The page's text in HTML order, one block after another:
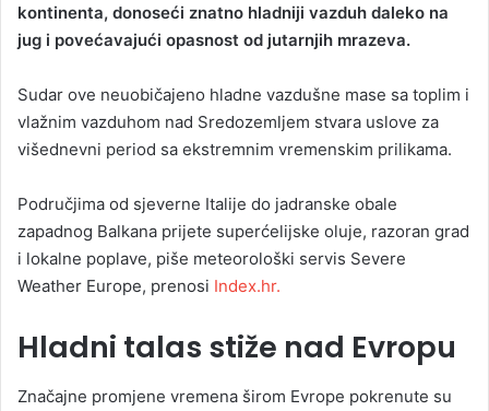
kontinenta, donoseći znatno hladniji vazduh daleko na
jug i povećavajući opasnost od jutarnjih mrazeva.
Sudar ove neuobičajeno hladne vazdušne mase sa toplim i
vlažnim vazduhom nad Sredozemljem stvara uslove za
višednevni period sa ekstremnim vremenskim prilikama.
Područjima od sjeverne Italije do jadranske obale
zapadnog Balkana prijete superćelijske oluje, razoran grad
i lokalne poplave, piše meteorološki servis Severe
Weather Europe, prenosi Index.hr.
Hladni talas stiže nad Evropu
Značajne promjene vremena širom Evrope pokrenute su